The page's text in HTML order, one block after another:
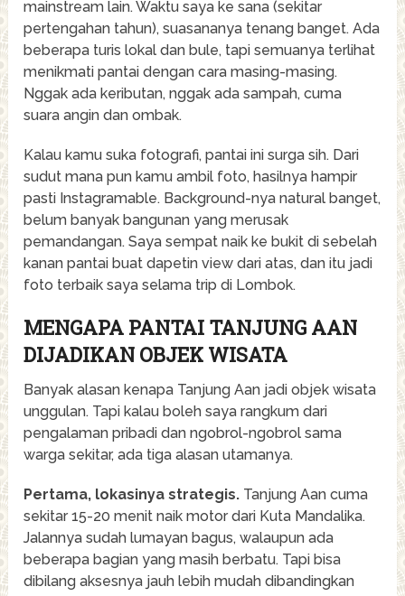
mainstream lain. Waktu saya ke sana (sekitar
pertengahan tahun), suasananya tenang banget. Ada
beberapa turis lokal dan bule, tapi semuanya terlihat
menikmati pantai dengan cara masing-masing.
Nggak ada keributan, nggak ada sampah, cuma
suara angin dan ombak.
Kalau kamu suka fotografi, pantai ini surga sih. Dari
sudut mana pun kamu ambil foto, hasilnya hampir
pasti Instagramable. Background-nya natural banget,
belum banyak bangunan yang merusak
pemandangan. Saya sempat naik ke bukit di sebelah
kanan pantai buat dapetin view dari atas, dan itu jadi
foto terbaik saya selama trip di Lombok.
MENGAPA PANTAI TANJUNG AAN
DIJADIKAN OBJEK WISATA
Banyak alasan kenapa Tanjung Aan jadi objek wisata
unggulan. Tapi kalau boleh saya rangkum dari
pengalaman pribadi dan ngobrol-ngobrol sama
warga sekitar, ada tiga alasan utamanya.
Pertama, lokasinya strategis. Tanjung Aan cuma
sekitar 15-20 menit naik motor dari Kuta Mandalika.
Jalannya sudah lumayan bagus, walaupun ada
beberapa bagian yang masih berbatu. Tapi bisa
dibilang aksesnya jauh lebih mudah dibandingkan